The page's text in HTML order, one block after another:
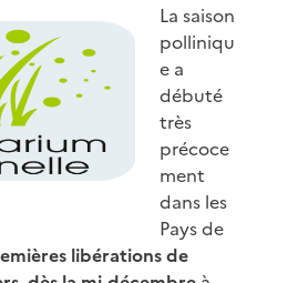
La saison
polliniqu
e a
débuté
très
précoce
ment
dans les
Pays de
libérations de